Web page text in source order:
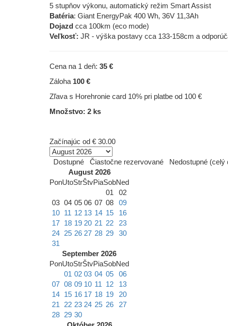
5 stupňov výkonu, automatický režim Smart Assist
Batéria: Giant EnergyPak 400 Wh, 36V 11,3Ah
Dojazd cca 100km (eco mode)
Veľkosť: JR - výška postavy cca 133-158cm a
Cena na 1 deň: 35 €
Záloha 100 €
Zľava s Horehronie card 10% pri platbe od 100 €
Množstvo: 2 ks
Začínajúc od € 30.00
Dostupné Čiastočne rezervované
Nedostupné (celý
August 2026
PonUtoStrŠtvPiaSobNed
01
02
03 04 05 06 07 08
09
10 11 12 13 14 15
16
17 18 19 20 21 22
23
24 25 26 27 28 29
30
31
September 2026
PonUtoStrŠtvPiaSobNed
01 02 03 04 05
06
07 08 09 10 11 12
13
14 15 16 17 18 19
20
21
22 23 24 25 26
27
28 29 30